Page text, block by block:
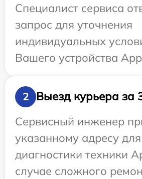
Специалист сервиса
запрос для уточнения
индивидуальных
Вашего устройства
2
Выезд курьера за
Сервисный инженер
указанному адресу для
диагностики техники
случае сложного